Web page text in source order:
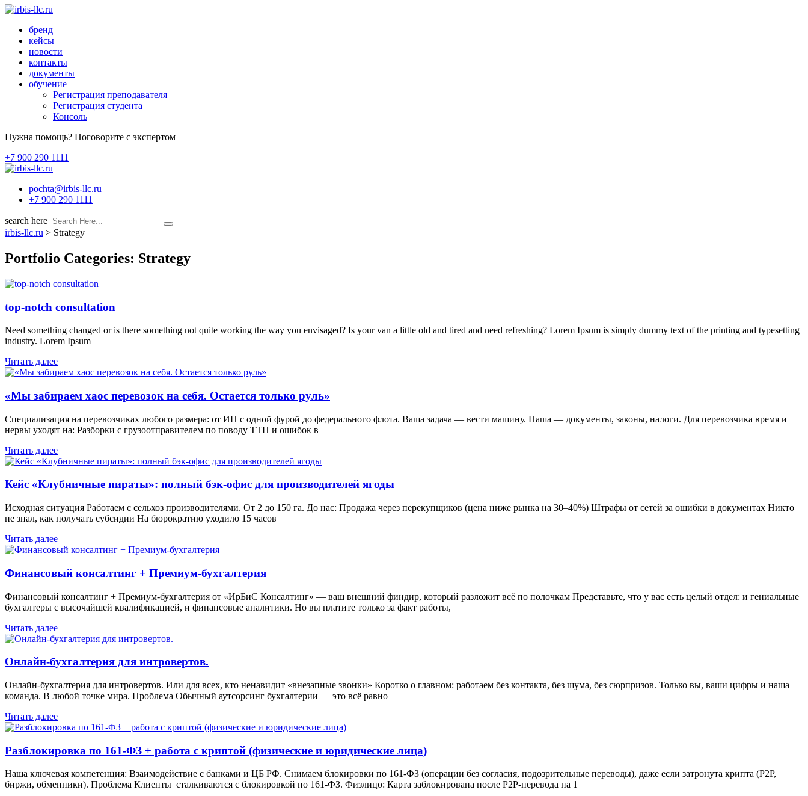
Перейти
содержимому
бренд
кейсы
новости
контакты
документы
обучение
Регистрация преподавателя
Регистрация студента
Консоль
Нужна помощь? Поговорите с экспертом
+7 900 290 1111
pochta@irbis-llc.ru
+7 900 290 1111
search here
irbis-llc.ru > Strategy
Portfolio Categories: Strategy
top-notch consultation
Need something changed or is there something not quite working the way you envisaged? Is your van a little old and tired and need refreshing? Lorem Ipsum is simply dummy text of the printing and typesetting
industry. Lorem Ipsum
Читать далее
«Мы забираем хаос перевозок на себя. Остается только руль»
Специализация на перевозчиках любого размера: от ИП с одной фурой до федерального флота. Ваша задача — вести машину. Наша — документы, законы, налоги. Для перевозчика время и
нервы уходят на: Разборки с грузоотправителем по поводу ТТН и ошибок в
Читать далее
Кейс «Клубничные пираты»: полный бэк-офис для производителей ягоды
Исходная ситуация Работаем с сельхоз производителями. От 2 до 150 га. До нас: Продажа через перекупщиков (цена ниже рынка на 30–40%) Штрафы от сетей за ошибки в документах Никто
не знал, как получать субсидии На бюрократию уходило 15 часов
Читать далее
Финансовый консалтинг + Премиум-бухгалтерия
Финансовый консалтинг + Премиум-бухгалтерия от «ИрБиС Консалтинг» — ваш внешний финдир, который разложит всё по полочкам Представьте, что у вас есть целый отдел: и гениальные
бухгалтеры с высочайшей квалификацией, и финансовые аналитики. Но вы платите только за факт работы,
Читать далее
Онлайн-бухгалтерия для интровертов.
Онлайн-бухгалтерия для интровертов. Или для всех, кто ненавидит «внезапные звонки» Коротко о главном: работаем без контакта, без шума, без сюрпризов. Только вы, ваши цифры и наша
команда. В любой точке мира. Проблема Обычный аутсорсинг бухгалтерии — это всё равно
Читать далее
Разблокировка по 161-ФЗ + работа с криптой (физические и юридические лица)
Наша ключевая компетенция: Взаимодействие с банками и ЦБ РФ. Снимаем блокировки по 161-ФЗ (операции без согласия, подозрительные переводы), даже если затронута крипта (P2P,
биржи, обменники). Проблема Клиенты сталкиваются с блокировкой по 161-ФЗ. Физлицо: Карта заблокирована после P2P-перевода на 1